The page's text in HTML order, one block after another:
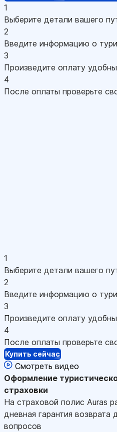
1
Выберите детали вашего
2
Введите информацию о
3
Произведите оплату
4
После оплаты проверьте
1
Выберите детали вашего
2
Введите информацию о
3
Произведите оплату
4
После оплаты проверьте
Купить сейчас
Смотреть видео
Оформление
страховки
На страховой полис Auras
дневная гарантия возврата
вопросов